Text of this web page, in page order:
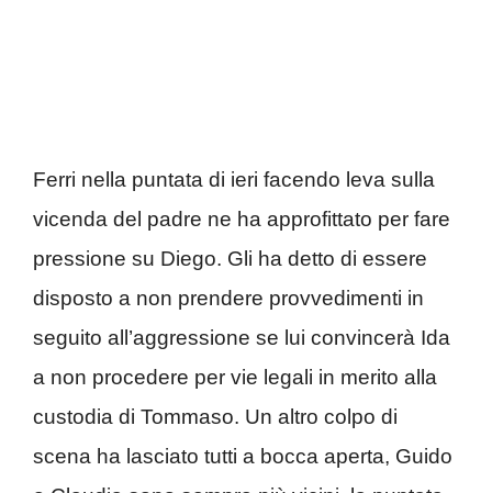
Ferri nella puntata di ieri facendo leva sulla
vicenda del padre ne ha approfittato per fare
pressione su Diego. Gli ha detto di essere
disposto a non prendere provvedimenti in
seguito all’aggressione se lui convincerà Ida
a non procedere per vie legali in merito alla
custodia di Tommaso. Un altro colpo di
scena ha lasciato tutti a bocca aperta, Guido